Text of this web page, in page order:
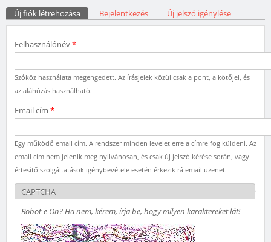
Elsődleges fülek
Új fiók létrehozása (aktív fül)Bejelentkezés Új jelszó igénylése
Felhasználónév*
Szóköz használata megengedett. Az írásjelek közül csak a pont, a kötőjel, és
az aláhúzás használható.
Email cím *
Egy működő email cím. A rendszer minden levelet erre a címre fog küldeni. Az
email cím nem jelenik meg nyilvánosan, és csak új jelszó kérése során, vagy
értesítő szolgáltatások igénybevétele esetén érkezik rá email üzenet.
CAPTCHA
Robot-e Ön? Ha nem, kérem, írja be, hogy milyen karaktereket lát!